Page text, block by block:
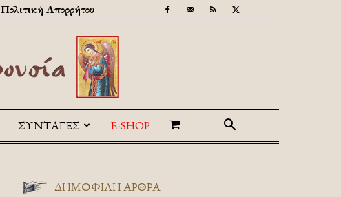
Πολιτική Απορρήτου
ΣΥΝΤΑΓΕΣ E-SHOP
ΔΗΜΟΦΙΛΗ ΑΡΘΡΑ